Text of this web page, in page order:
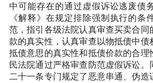
中可能存在的通过虚假诉讼逃废债
《解释》在规定排除强制执行的条
范，指引各级法院认真审查买卖合同
款的真实性，认真审查以物抵债中债
抵债意思的真实性和抵债价款的合理
民法院通过严格审查防范虚假诉讼。
二十一条专门规定了恶意串通、伪造